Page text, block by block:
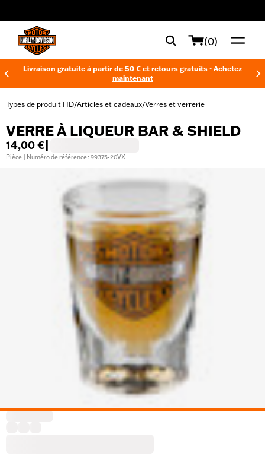
(0)
Livraison gratuite à partir de 50 € et retours gratuits - Achetez
maintenant
Types de produit HD/Articles et cadeaux/Verres et verrerie
VERRE À LIQUEUR BAR & SHIELD
14,00 €
Pièce | Numéro de référence : 99375-20VX